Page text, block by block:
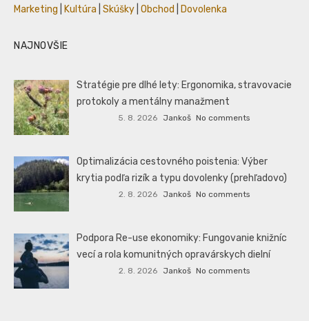
Marketing
Kultúra Skúšky Obchod Dovolenka
NAJNOVŠIE
Stratégie pre dlhé lety: Ergonomika, stravovacie
protokoly a mentálny manažment
5. 8. 2026 Jankoš No comments
Optimalizácia cestovného poistenia: Výber
krytia podľa rizík a typu dovolenky (prehľadovo)
2. 8. 2026 Jankoš No comments
Podpora Re-use ekonomiky: Fungovanie knižníc
vecí a rola komunitných opravárskych dielní
2. 8. 2026 Jankoš No comments